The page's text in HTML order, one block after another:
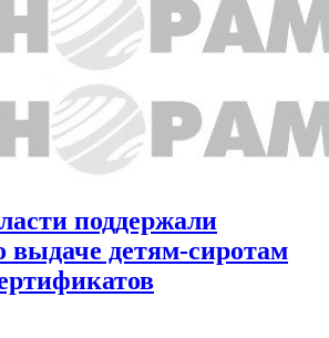
поддержали
выдаче детям-сиротам